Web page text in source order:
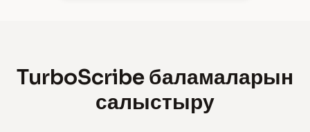
TurboScribe баламаларын
салыстыру